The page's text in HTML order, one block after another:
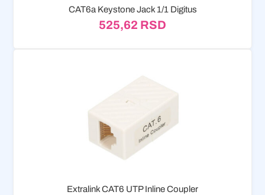
CAT6a Keystone Jack 1/1 Digitus
525,62 RSD
Extralink CAT6 UTP Inline Coupler